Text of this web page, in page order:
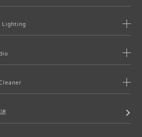
Lighting